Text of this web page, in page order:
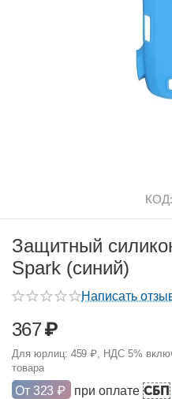
КОД:
Защитный
Spark (синий)
Написать
367₽
Для юрлиц: 459 ₽, НДС 5%
товара
От 323 ₽ при оплатеСБП